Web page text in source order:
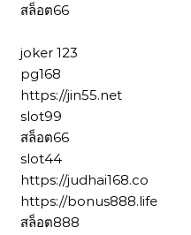
สล็อต66
joker 123
pg168
https://jin55.net
slot99
สล็อต66
slot44
https://judhai168.co
https://bonus888.life
สล็อต888